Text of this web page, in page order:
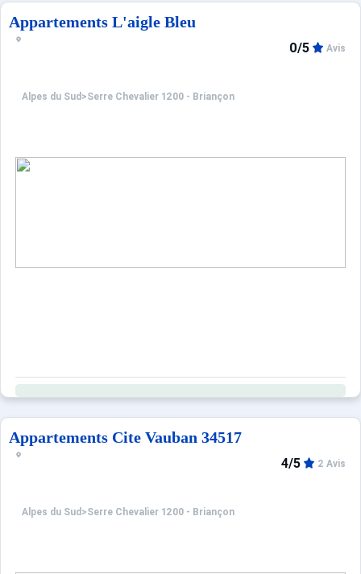
Appartements L'aigle Bleu
Alpes du Sud >Serre Chevalier 1200 - Briançon
0/5 Avis
Appartements Cite Vauban 34517
Alpes du Sud >Serre Chevalier 1200 - Briançon
4/5 2 Avis